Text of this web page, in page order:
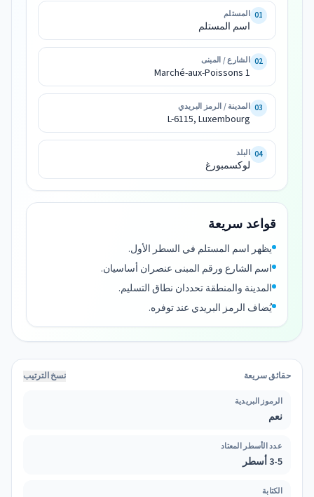
Marché-
aux-
Poissons
L-
6115,
لوكسمبورغ
01 المستلم
اسم المستلم
02 الشارع / المبنى
Marché-aux-Poissons 1
03 المدينة / الرمز البريدي
L-6115, Luxembourg
04 البلد
لوكسمبورغ
قواعد سريعة
يظهر اسم المستلم في السطر الأول.
اسم الشارع ورقم المبنى عنصران أساسيان.
المدينة والمنطقة تحددان نطاق التسليم.
يُضاف الرمز البريدي عند توفره.
حقائق سريعة نسخ الترتيب
الرموز البريدية
نعم
عدد الأسطر المعتاد
3-5 أسطر
الكتابة